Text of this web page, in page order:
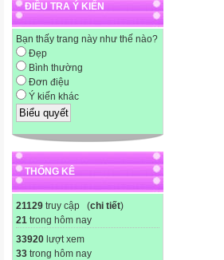
ĐIỀU TRA Ý KIẾN
Bạn thấy trang này như thế nào?
Đẹp
Bình thường
Đơn điệu
Ý kiến khác
THỐNG KÊ
21129 truy cập (chi tiết)
21 trong hôm nay
33920 lượt xem
33 trong hôm nay